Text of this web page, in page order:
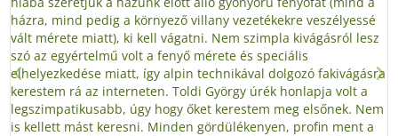
házra, mind pedig a környező villany vezetékekre veszélyessé
vált mérete miatt), ki kell vágatni. Nem szimpla kivágásról lesz
szó az egyértelmű volt a fenyő mérete és speciális
elhelyezkedése miatt, így alpin technikával dolgozó fakivágásra
kerestem rá az interneten. Toldi György úrék honlapja volt a
legszimpatikusabb, úgy hogy őket kerestem meg elsőnek. Nem
is kellett mást keresni. Minden gördülékenyen, profin ment a